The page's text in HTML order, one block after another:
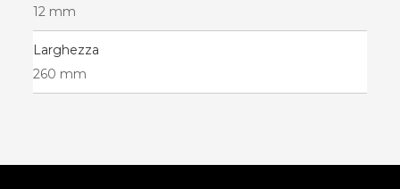
12 mm
Larghezza
260 mm